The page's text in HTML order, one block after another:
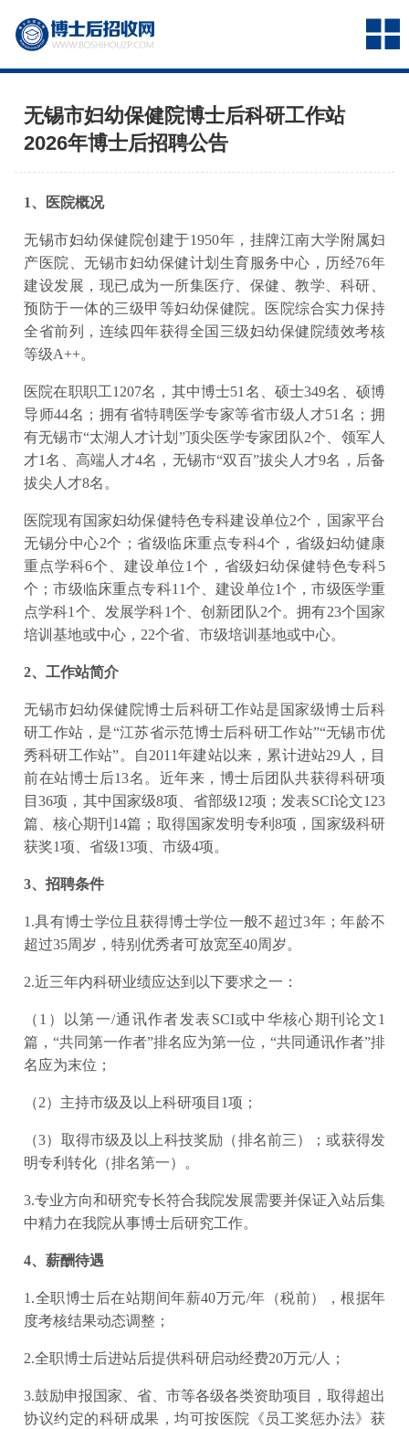
无锡市妇幼保健院博士后科研工作站
2026年博士后招聘公告
1、医院概况
无锡市妇幼保健院创建于1950年，挂牌江南大学附属妇
产医院、无锡市妇幼保健计划生育服务中心，历经76年
建设发展，现已成为一所集医疗、保健、教学、科研、
预防于一体的三级甲等妇幼保健院。医院综合实力保持
全省前列，连续四年获得全国三级妇幼保健院绩效考核
等级A++。
医院在职职工1207名，其中博士51名、硕士349名、硕博
导师44名；拥有省特聘医学专家等省市级人才51名；拥
有无锡市“太湖人才计划”顶尖医学专家团队2个、领军人
才1名、高端人才4名，无锡市“双百”拔尖人才9名，后备
拔尖人才8名。
医院现有国家妇幼保健特色专科建设单位2个，国家平台
无锡分中心2个；省级临床重点专科4个，省级妇幼健康
重点学科6个、建设单位1个，省级妇幼保健特色专科5
个；市级临床重点专科11个、建设单位1个，市级医学重
点学科1个、发展学科1个、创新团队2个。拥有23个国家
培训基地或中心，22个省、市级培训基地或中心。
2、工作站简介
无锡市妇幼保健院博士后科研工作站是国家级博士后科
研工作站，是“江苏省示范博士后科研工作站”“无锡市优
秀科研工作站”。自2011年建站以来，累计进站29人，目
前在站博士后13名。近年来，博士后团队共获得科研项
目36项，其中国家级8项、省部级12项；发表SCI论文123
篇、核心期刊14篇；取得国家发明专利8项，国家级科研
获奖1项、省级13项、市级4项。
3、招聘条件
1.具有博士学位且获得博士学位一般不超过3年；年龄不
超过35周岁，特别优秀者可放宽至40周岁。
2.近三年内科研业绩应达到以下要求之一：
（1）以第一/通讯作者发表SCI或中华核心期刊论文1
篇，“共同第一作者”排名应为第一位，“共同通讯作者”排
名应为末位；
（2）主持市级及以上科研项目1项；
（3）取得市级及以上科技奖励（排名前三）；或获得发
明专利转化（排名第一）。
3.专业方向和研究专长符合我院发展需要并保证入站后集
中精力在我院从事博士后研究工作。
4、薪酬待遇
1.全职博士后在站期间年薪40万元/年（税前），根据年
度考核结果动态调整；
2.全职博士后进站后提供科研启动经费20万元/人；
3.鼓励申报国家、省、市等各级各类资助项目，取得超出
协议约定的科研成果，均可按医院《员工奖惩办法》获